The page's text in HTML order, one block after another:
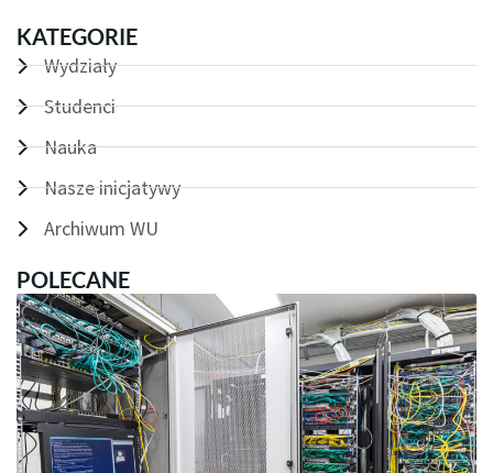
KATEGORIE
Wydziały
Studenci
Nauka
Nasze inicjatywy
Archiwum WU
POLECANE